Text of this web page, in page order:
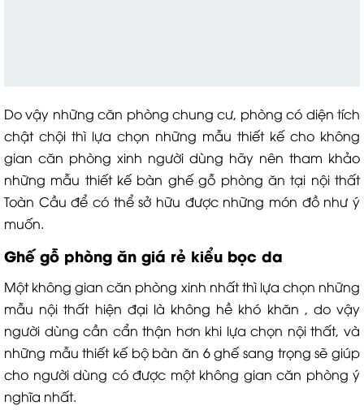
Do vậy những căn phòng chung cư, phòng có diện tích
chật chội thì lựa chọn những mẫu thiết kế cho không
gian căn phòng xinh người dùng hãy nên tham khảo
những mẫu thiết kế bàn ghế gỗ phòng ăn tại nội thất
Toàn Cầu để có thể sở hữu được những món đồ như ý
muốn.
Ghế gỗ phòng ăn giá rẻ kiểu bọc da
Một không gian căn phòng xinh nhất thì lựa chọn những
mẫu nội thất hiện đại là không hề khó khăn , do vậy
người dùng cần cẩn thận hơn khi lựa chọn nội thất, và
những mẫu thiết kế bộ bàn ăn 6 ghế sang trọng sẽ giúp
cho người dùng có được một không gian căn phòng ý
nghĩa nhất.